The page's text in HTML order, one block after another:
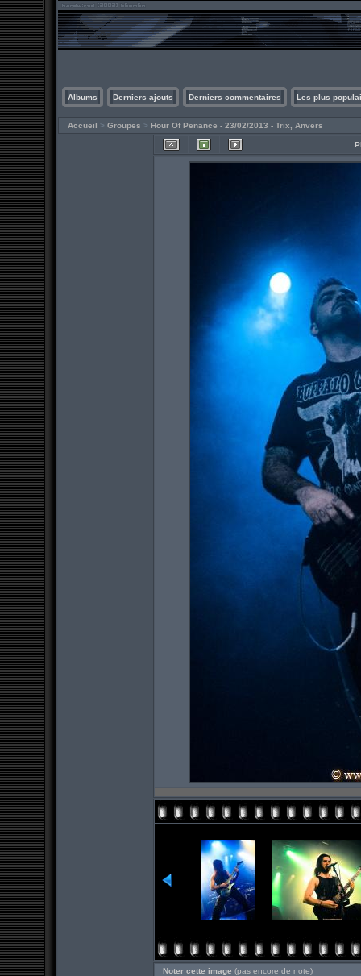
Albums Derniers ajouts Derniers commentaires Les plus
Accueil > Groupes > Hour Of Penance - 23/02/2013 - Trix, Anvers
Noter cette image (pas encore de note)